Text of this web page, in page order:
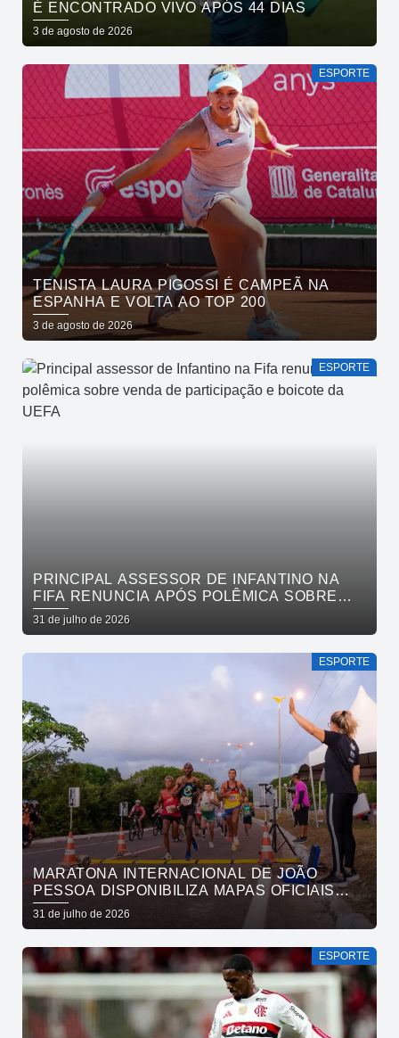
É ENCONTRADO VIVO APÓS 44 DIAS
3 de agosto de 2026
ESPORTE
TENISTA LAURA PIGOSSI É CAMPEÃ NA
ESPANHA E VOLTA AO TOP 200
3 de agosto de 2026
ESPORTE
PRINCIPAL ASSESSOR DE INFANTINO NA
FIFA RENUNCIA APÓS POLÊMICA SOBRE
VENDA DE PARTICIPAÇÃO E BOICOTE DA
UEFA
31 de julho de 2026
ESPORTE
MARATONA INTERNACIONAL DE JOÃO
PESSOA DISPONIBILIZA MAPAS OFICIAIS
DAS PROVAS E ORIENTA ATLETAS SOBRE
TRAJETOS
31 de julho de 2026
ESPORTE